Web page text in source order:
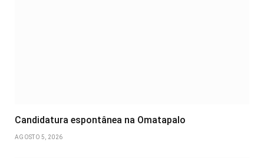
Candidatura espontânea na Omatapalo
AGOSTO 5, 2026